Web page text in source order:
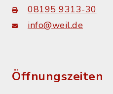
08195 9313-30
info@weil.de
Öffnungszeiten